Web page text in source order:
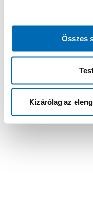
Összes
Kizárólag az